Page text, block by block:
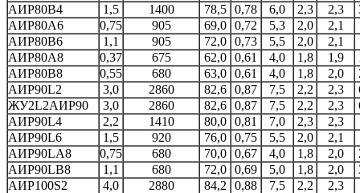
АИР80В4
1,5 1400 78,5 0,78 6,0 2,3 2,3
АИР80А6
0,75 905 69,0 0,72 5,3 2,0
2,1
АИР80В6
1,1 905 72,0 0,73 5,5 2,0
2,1
АИР80А8
0,37 675 62,0 0,61 4,0 1,8 1,9
АИР80В8
0,55 680 63,0 0,61 4,0 1,8 2,0
АИР90L2
3,0 2860 82,6 0,87 7,5 2,2 2,3
ЖУ2L2АИР90
3,0 2860 82,6 0,87 7,5 2,2 2,3
АИР90L4
2,2 1410 80,0 0,81 7,0 2,3
2,3
АИР90L6
1,5 920 76,0 0,75 5,5 2,0
2,1
АИР90LA8
0,75 680 70,0 0,67 4,0 1,8 2,0
АИР90LB8
1,1 680 72,0 0,69 5,0 1,8 2,0
АИР100S2
4,0 2880 84,2 0,88 7,5 2,2
2,3